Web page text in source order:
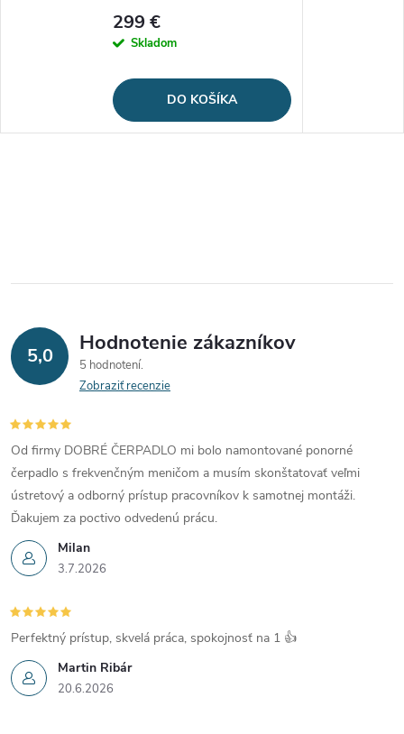
299 €
Skladom
DO KOŠÍKA
5,0 Hodnotenie zákazníkov
5 hodnotení
Zobraziť recenzie
Milan
3.7.2026
Od firmy DOBRÉ ČERPADLO mi bolo namontované ponorné
čerpadlo s frekvenčným meničom a musím skonštatovať veľmi
ústretový a odborný prístup pracovníkov k samotnej montáži.
Ďakujem za poctivo odvedenú prácu.
Martin Ribár
20.6.2026
Perfektný prístup, skvelá práca, spokojnosť na 1 👍